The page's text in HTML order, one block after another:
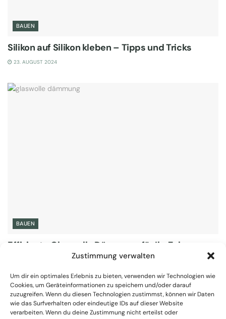
Zustimmung verwalten
Um dir ein optimales Erlebnis zu bieten, verwenden wir Technologien wie
Cookies, um Geräteinformationen zu speichern und/oder darauf
zuzugreifen. Wenn du diesen Technologien zustimmst, können wir Daten
wie das Surfverhalten oder eindeutige IDs auf dieser Website
verarbeiten. Wenn du deine Zustimmung nicht erteilst oder
BAUEN
Silikon auf Silikon kleben – Tipps und Tricks
23. AUGUST 2024
BAUEN
Effiziente Glaswolle Dämmung für Ihr Zuhause